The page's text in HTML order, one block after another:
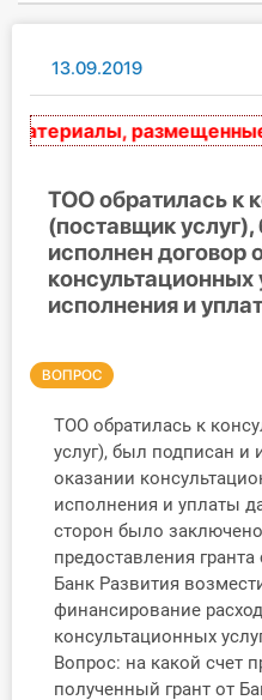
Формы
Консультации
Правовая база
Библиотека бухгалтера
Инструменты
Вебинары
Справочник бухгалтера
Участник ВЭД
Практика ИП
Кадры. Труд. Зарплата.
Учет по отраслям
Юридический
13.09.2019
размещенные
ТОО обратилась к
(поставщик
исполнен договор
консультационных
исполнения и
ВОПРОС
ТОО обратилась к
услуг), был подписан и
оказании
исполнения и уплаты
сторон было
предоставления
Банк Развития
финансирование
консультационных
Вопрос: на какой счет
полученный грант от